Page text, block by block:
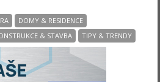
DOMY & RESIDENCE
& STAVBA TIPY & TRENDY